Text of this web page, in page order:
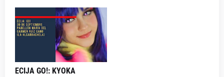
ECIJA GO!: KYOKA